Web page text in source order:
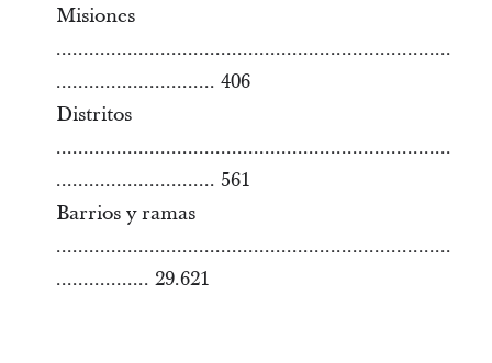
Misiones
........................................................................
............................. 406
Distritos
........................................................................
............................. 561
Barrios y ramas
........................................................................
................. 29.621